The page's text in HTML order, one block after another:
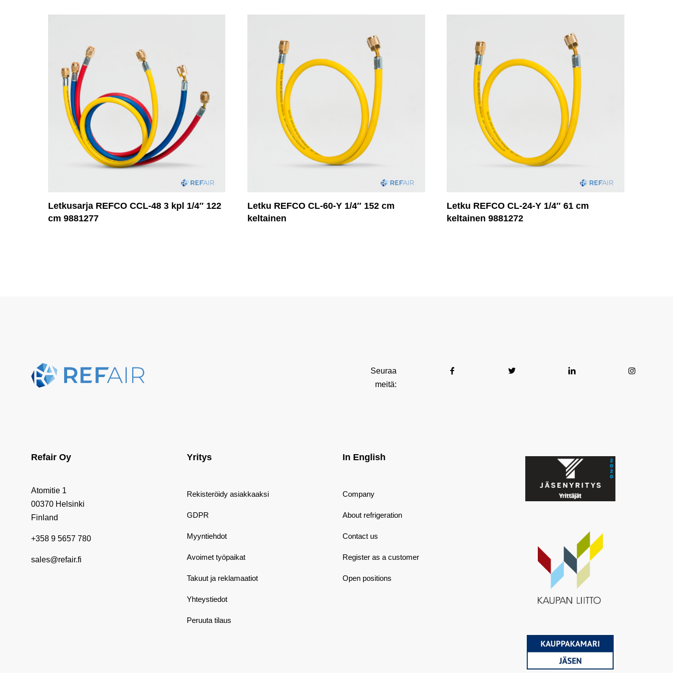
Letkusarja REFCO CCL-48 3 kpl 1/4″ 122
cm 9881277
Letku REFCO CL-60-Y 1/4″ 152 cm
keltainen
Letku REFCO CL-24-Y 1/4″ 61 cm
keltainen 9881272
Seuraa
meitä:
Refair Oy
Atomitie 1
00370 Helsinki
Finland
+358 9 5657 780
sales@refair.fi
Yritys
Rekisteröidy asiakkaaksi
GDPR
Myyntiehdot
Avoimet työpaikat
Takuut ja reklamaatiot
Yhteystiedot
Peruuta tilaus
In English
Company
About refrigeration
Contact us
Register as a customer
Open positions